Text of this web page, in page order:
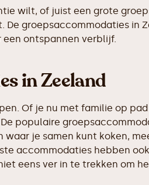
wilt, of juist een grote
groepsaccommodaties in
ontspannen verblijf.
in Zeeland
Of je nu met familie op
populaire
je samen kunt koken,
accommodaties hebben
eens ver in te trekken om